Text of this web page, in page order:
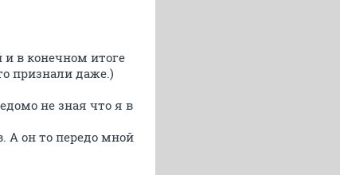
в конечном итоге
признали даже.)
не зная что я в
А он то передо мной